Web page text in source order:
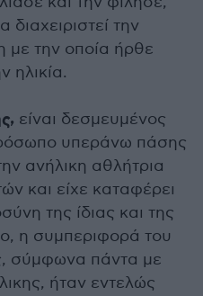
την
την οποία ήρθε
ηλικία.
είναι δεσμευμένος
υπεράνω πάσης
ανήλικη αθλήτρια
και είχε καταφέρει
της ίδιας και της
η συμπεριφορά του
σύμφωνα πάντα με
ήταν εντελώς